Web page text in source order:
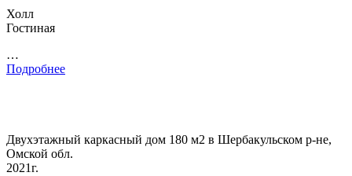
Холл
Гостиная
…
Подробнее
Двухэтажный каркасный дом 180 м2 в Шербакульском р-не,
Омской обл.
2021г.